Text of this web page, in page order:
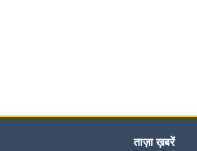
ताज़ा ख़बरें